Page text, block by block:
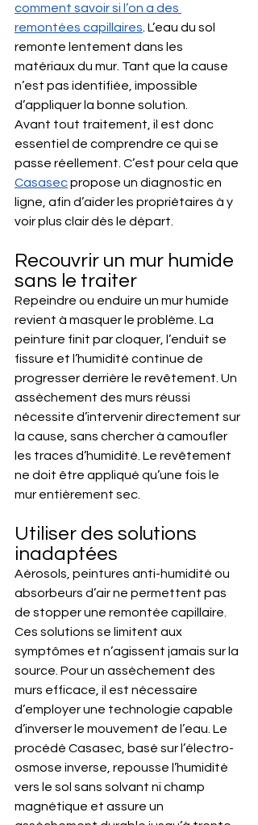
comment savoir si l’on a des
remontées capillaires . L’eau du sol
remonte lentement dans les
matériaux du mur. Tant que la cause
n’est pas identifiée, impossible
d’appliquer la bonne solution.
Avant tout traitement, il est donc
essentiel de comprendre ce qui se
passe réellement. C’est pour cela que
Casasec propose un diagnostic en
ligne, afin d’aider les propriétaires à y
voir plus clair dès le départ.
Recouvrir un mur humide
sans le traiter
Repeindre ou enduire un mur humide
revient à masquer le problème. La
peinture finit par cloquer, l’enduit se
fissure et l’humidité continue de
progresser derrière le revêtement. Un
assèchement des murs réussi
nécessite d’intervenir directement sur
la cause, sans chercher à camoufler
les traces d’humidité. Le revêtement
ne doit être appliqué qu’une fois le
mur entièrement sec.
Utiliser des solutions
inadaptées
Aérosols, peintures anti-humidité ou
absorbeurs d’air ne permettent pas
de stopper une remontée capillaire.
Ces solutions se limitent aux
symptômes et n’agissent jamais sur la
source. Pour un assèchement des
murs efficace, il est nécessaire
d’employer une technologie capable
d’inverser le mouvement de l’eau. Le
procédé Casasec, basé sur l’électro-
osmose inverse, repousse l’humidité
vers le sol sans solvant ni champ
magnétique et assure un